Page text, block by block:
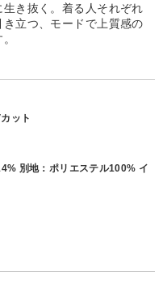
き抜く。着る人それぞれ
立つ、モードで上質感の
ット
別地：ポリエステル100% イ